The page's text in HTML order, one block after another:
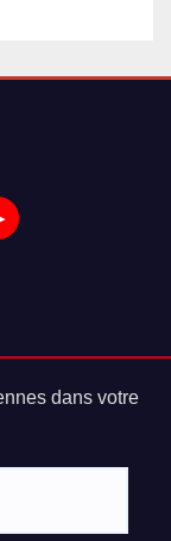
dans votre